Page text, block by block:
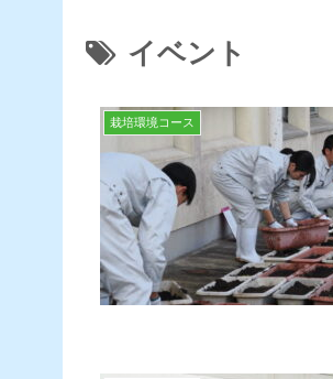
イベント
栽培環境コース